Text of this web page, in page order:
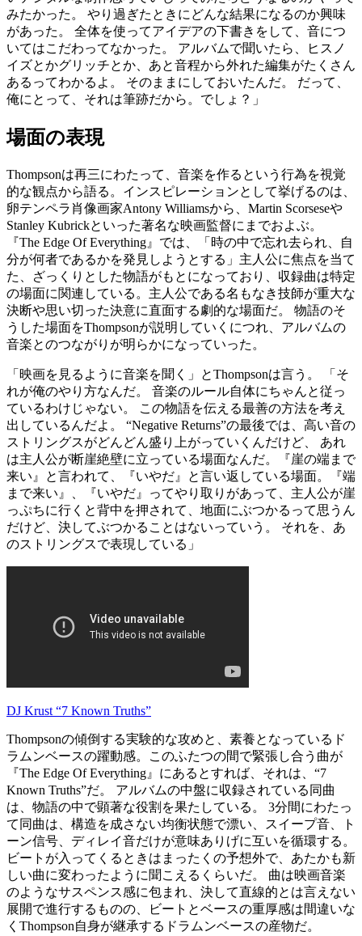
みたかった。 やり過ぎたときにどんな結果になるのか興味
があった。 全体を使ってアイデアの下書きをして、音につ
いてはこだわってなかった。 アルバムで聞いたら、ヒスノ
イズとかグリッチとか、あと音程から外れた編集がたくさん
あるってわかるよ。 そのままにしておいたんだ。 だって、
俺にとって、それは筆跡だから。でしょ？」
場面の表現
Thompsonは再三にわたって、音楽を作るという行為を視覚
的な観点から語る。インスピレーションとして挙げるのは、
卵テンペラ肖像画家Antony Williamsから、Martin Scorseseや
Stanley Kubrickといった著名な映画監督にまでおよぶ。
『The Edge Of Everything』では、「時の中で忘れ去られ、自
分が何者であるかを発見しようとする」主人公に焦点を当て
た、ざっくりとした物語がもとになっており、収録曲は特定
の場面に関連している。主人公である名もなき技師が重大な
決断や思い切った決意に直面する劇的な場面だ。 物語のそ
うした場面をThompsonが説明していくにつれ、アルバムの
音楽とのつながりが明らかになっていった。
「映画を見るように音楽を聞く」とThompsonは言う。 「そ
れが俺のやり方なんだ。 音楽のルール自体にちゃんと従っ
ているわけじゃない。 この物語を伝える最善の方法を考え
出しているんだよ。 “Negative Returns”の最後では、高い音の
ストリングスがどんどん盛り上がっていくんだけど、 あれ
は主人公が断崖絶壁に立っている場面なんだ。『崖の端まで
来い』と言われて、『いやだ』と言い返している場面。『端
まで来い』、『いやだ』ってやり取りがあって、主人公が崖
っぷちに行くと背中を押されて、地面にぶつかるって思うん
だけど、決してぶつかることはないっていう。 それを、あ
のストリングスで表現している」
DJ Krust “7 Known Truths”
Thompsonの傾倒する実験的な攻めと、素養となっているド
ラムンベースの躍動感。このふたつの間で緊張し合う曲が
『The Edge Of Everything』にあるとすれば、それは、“7
Known Truths”だ。 アルバムの中盤に収録されている同曲
は、物語の中で顕著な役割を果たしている。 3分間にわたっ
て同曲は、構造を成さない均衡状態で漂い、スイープ音、ト
ーン信号、ディレイ音だけが意味ありげに互いを循環する。
ビートが入ってくるときはまったくの予想外で、あたかも新
しい曲に変わったように聞こえるくらいだ。 曲は映画音楽
のようなサスペンス感に包まれ、決して直線的とは言えない
展開で進行するものの、ビートとベースの重厚感は間違いな
くThompson自身が継承するドラムンベースの産物だ。